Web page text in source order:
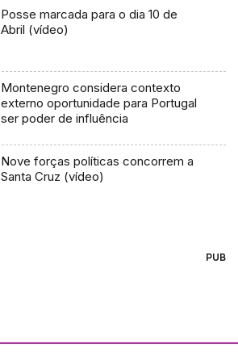
Posse marcada para o dia 10 de
Abril (vídeo)
Montenegro considera contexto
externo oportunidade para Portugal
ser poder de influência
Nove forças políticas concorrem a
Santa Cruz (vídeo)
PUB